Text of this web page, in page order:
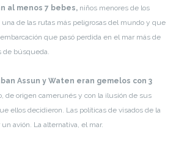
al menos 7 bebes, niños menores de los
una de las rutas más peligrosas del mundo y que
que pasó perdida en el mar más de
de búsqueda.
Assun y Waten eran gemelos con 3
de origen camerunés y con la ilusión de sus
ellos decidieron. Las políticas de visados de la
avión. La alternativa, el mar.